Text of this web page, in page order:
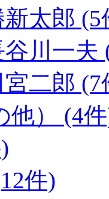
太郎 (5
川一夫
二郎 (7
他） (4
件)